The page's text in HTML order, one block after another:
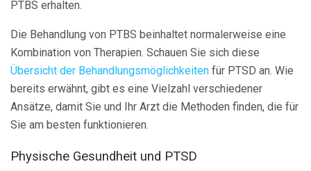
PTBS erhalten.
Die Behandlung von PTBS beinhaltet normalerweise eine
Kombination von Therapien. Schauen Sie sich diese
Übersicht der Behandlungsmöglichkeiten für PTSD an. Wie
bereits erwähnt, gibt es eine Vielzahl verschiedener
Ansätze, damit Sie und Ihr Arzt die Methoden finden, die für
Sie am besten funktionieren.
Physische Gesundheit und PTSD